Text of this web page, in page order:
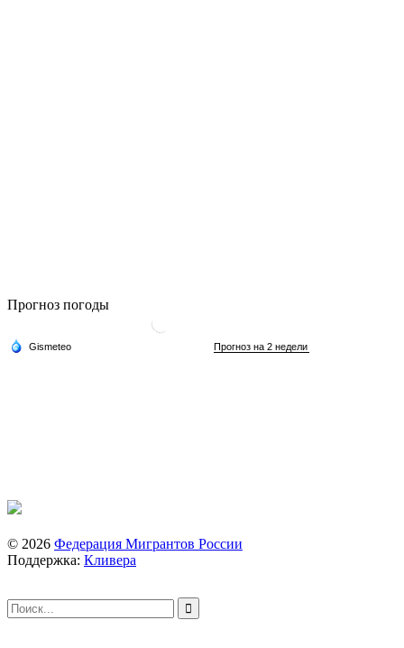
Прогноз погоды
© 2026 Федерация Мигрантов России
Поддержка: Кливера